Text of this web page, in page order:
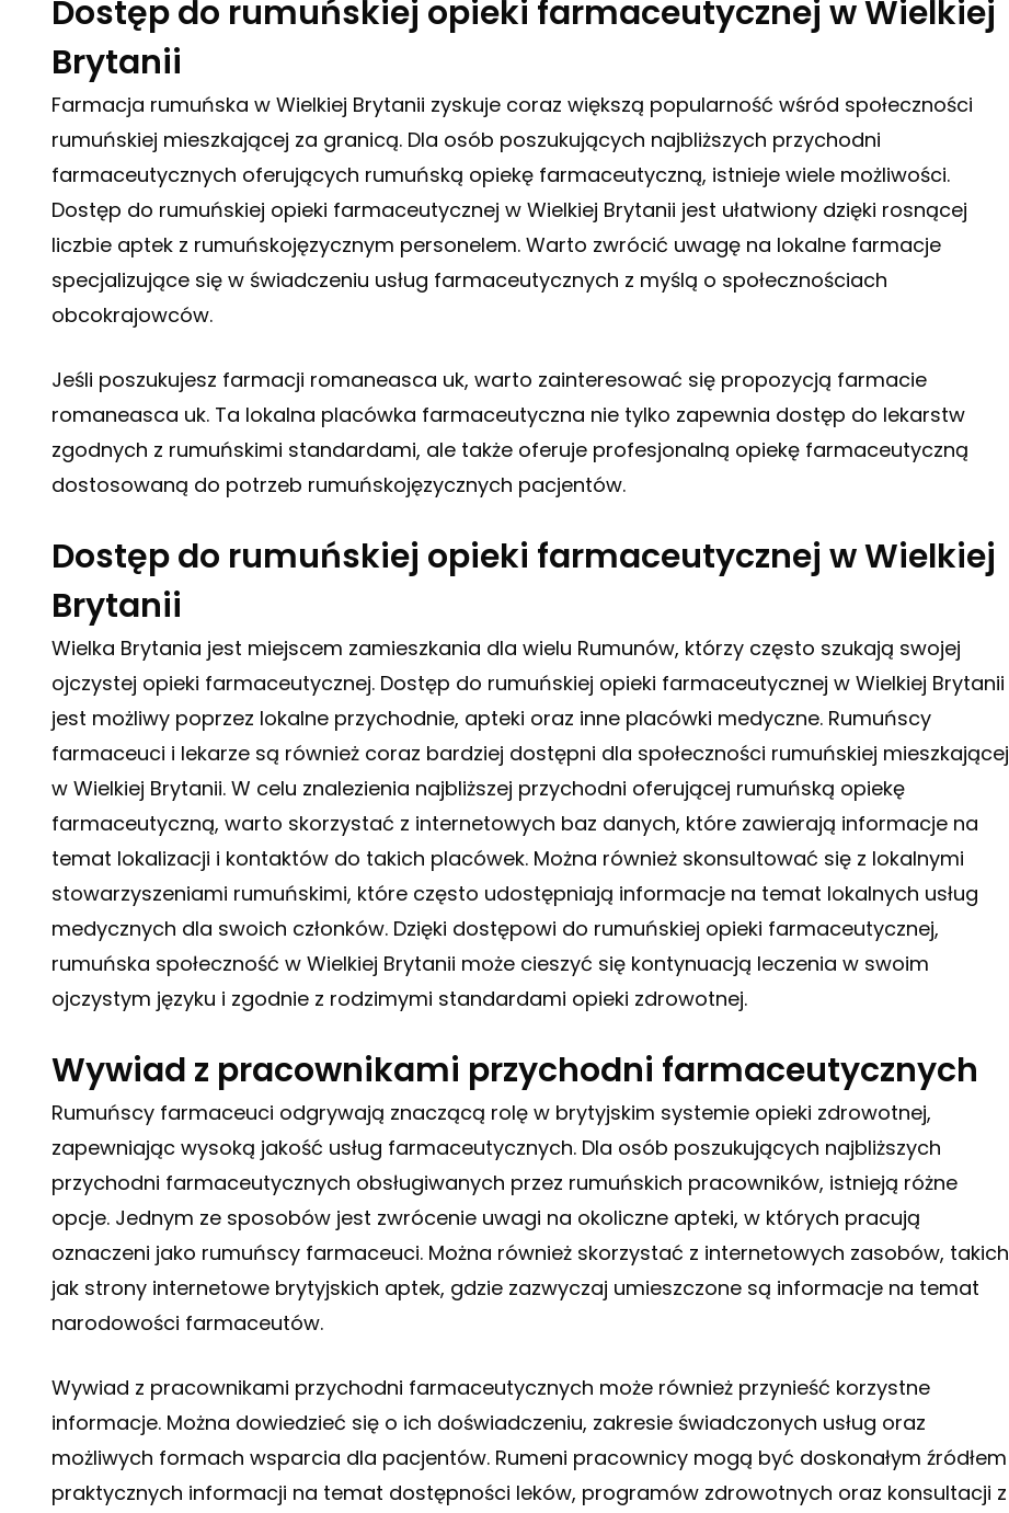
Dostęp do rumuńskiej opieki farmaceutycznej w Wielkiej
Brytanii
Farmacja rumuńska w Wielkiej Brytanii zyskuje coraz większą popularność wśród społeczności
rumuńskiej mieszkającej za granicą. Dla osób poszukujących najbliższych przychodni
farmaceutycznych oferujących rumuńską opiekę farmaceutyczną, istnieje wiele możliwości.
Dostęp do rumuńskiej opieki farmaceutycznej w Wielkiej Brytanii jest ułatwiony dzięki rosnącej
liczbie aptek z rumuńskojęzycznym personelem. Warto zwrócić uwagę na lokalne farmacje
specjalizujące się w świadczeniu usług farmaceutycznych z myślą o społecznościach
obcokrajowców.
Jeśli poszukujesz farmacji romaneasca uk, warto zainteresować się propozycją farmacie
romaneasca uk. Ta lokalna placówka farmaceutyczna nie tylko zapewnia dostęp do lekarstw
zgodnych z rumuńskimi standardami, ale także oferuje profesjonalną opiekę farmaceutyczną
dostosowaną do potrzeb rumuńskojęzycznych pacjentów.
Dostęp do rumuńskiej opieki farmaceutycznej w Wielkiej
Brytanii
Wielka Brytania jest miejscem zamieszkania dla wielu Rumunów, którzy często szukają swojej
ojczystej opieki farmaceutycznej. Dostęp do rumuńskiej opieki farmaceutycznej w Wielkiej Brytanii
jest możliwy poprzez lokalne przychodnie, apteki oraz inne placówki medyczne. Rumuńscy
farmaceuci i lekarze są również coraz bardziej dostępni dla społeczności rumuńskiej mieszkającej
w Wielkiej Brytanii. W celu znalezienia najbliższej przychodni oferującej rumuńską opiekę
farmaceutyczną, warto skorzystać z internetowych baz danych, które zawierają informacje na
temat lokalizacji i kontaktów do takich placówek. Można również skonsultować się z lokalnymi
stowarzyszeniami rumuńskimi, które często udostępniają informacje na temat lokalnych usług
medycznych dla swoich członków. Dzięki dostępowi do rumuńskiej opieki farmaceutycznej,
rumuńska społeczność w Wielkiej Brytanii może cieszyć się kontynuacją leczenia w swoim
ojczystym języku i zgodnie z rodzimymi standardami opieki zdrowotnej.
Wywiad z pracownikami przychodni farmaceutycznych
Rumuńscy farmaceuci odgrywają znaczącą rolę w brytyjskim systemie opieki zdrowotnej,
zapewniając wysoką jakość usług farmaceutycznych. Dla osób poszukujących najbliższych
przychodni farmaceutycznych obsługiwanych przez rumuńskich pracowników, istnieją różne
opcje. Jednym ze sposobów jest zwrócenie uwagi na okoliczne apteki, w których pracują
oznaczeni jako rumuńscy farmaceuci. Można również skorzystać z internetowych zasobów, takich
jak strony internetowe brytyjskich aptek, gdzie zazwyczaj umieszczone są informacje na temat
narodowości farmaceutów.
Wywiad z pracownikami przychodni farmaceutycznych może również przynieść korzystne
informacje. Można dowiedzieć się o ich doświadczeniu, zakresie świadczonych usług oraz
możliwych formach wsparcia dla pacjentów. Rumeni pracownicy mogą być doskonałym źródłem
praktycznych informacji na temat dostępności leków, programów zdrowotnych oraz konsultacji z